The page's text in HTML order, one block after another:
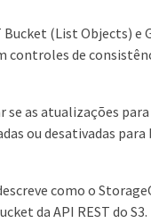
Bucket (List Objects) e
controles de
se as atualizações
ou desativadas para
como o
da API REST do